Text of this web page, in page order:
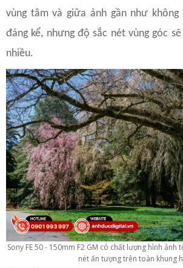
vùng tâm và giữa ảnh gần như
đáng kể, nhưng độ sắc nét vùng góc
nhiều.
Sony FE 50 - 150mm F2 GM có chất lượng hình ảnh
nét ấn tượng trên toàn khung